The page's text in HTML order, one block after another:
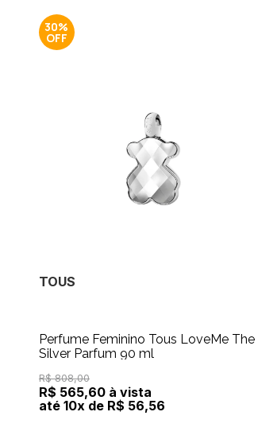
30%
TOUS
Perfume Feminino Tous LoveMe The
Silver Parfum 90 ml
R$ 808,00
R$ 565,60 à vista
até 10x de R$ 56,56